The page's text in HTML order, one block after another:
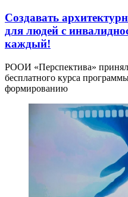
Создавать
для людей с
каждый!
РООИ «Перспектива»
бесплатного курса
формированию